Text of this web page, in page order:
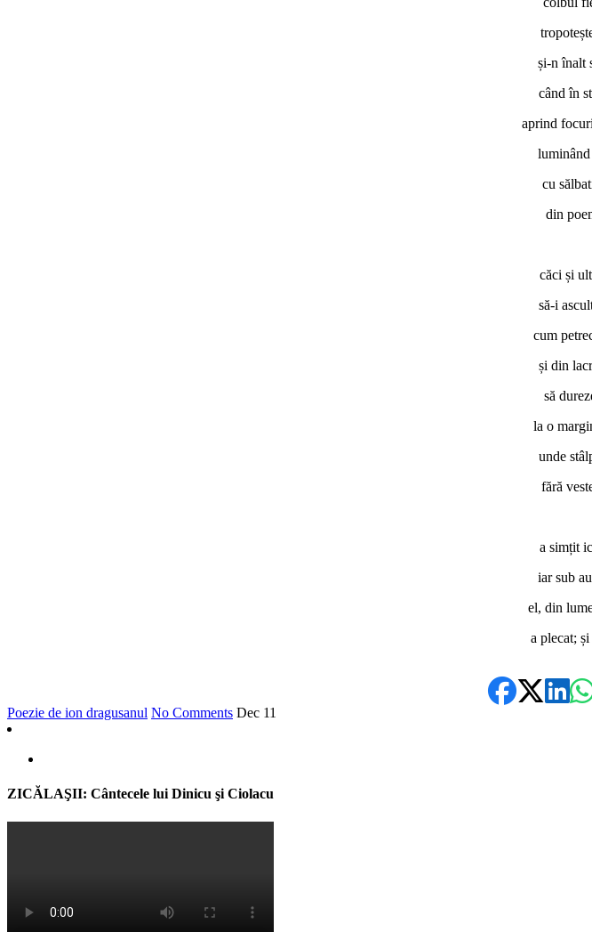
și-n înalt
când în
aprind
cu
din
căci și
să-i
cum
și din
să
la o
unde
fără
a simțit
iar sub
el, din
a plecat;
Poezie de ion dragusanul No Comments Dec 11
ZICĂLAŞII: Cântecele lui Dinicu şi Ciolacu